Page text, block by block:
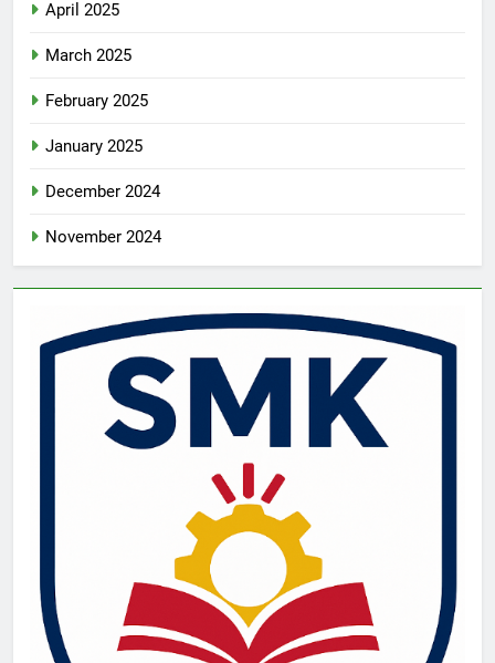
April 2025
March 2025
February 2025
January 2025
December 2024
November 2024